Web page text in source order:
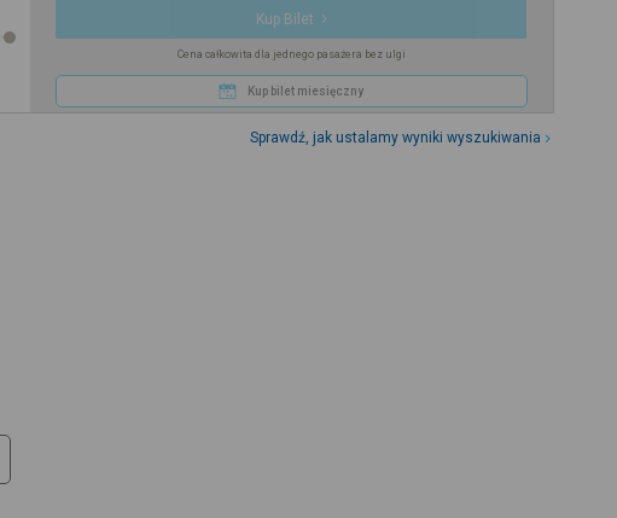
Kup Bilet
Cena całkowita dla jednego pasażera bez ulgi
Kup bilet miesięczny
Sprawdź, jak ustalamy wyniki wyszukiwania